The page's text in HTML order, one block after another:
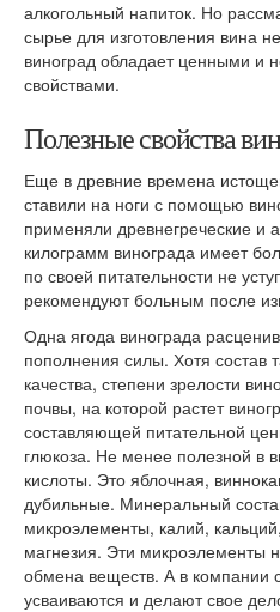
алкогольный напиток. Но
сырье для изготовления вина
виноград обладает ценными и
свойствами.
Полезные свойства
Еще в древние времена
ставили на ноги с помощью
применяли древнегреческие и
килограмм винограда имеет
по своей питательности не
рекомендуют больным после
Одна ягода винограда
пополнения силы. Хотя состав
качества, степени зрелости
почвы, на которой растет
составляющей питательной
глюкоза. Не менее полезной в
кислоты. Это яблочная,
дубильные. Минеральный
микроэлементы, калий,
магнезия. Эти микроэлементы
обмена веществ. А в компании
усваиваются и делают свое